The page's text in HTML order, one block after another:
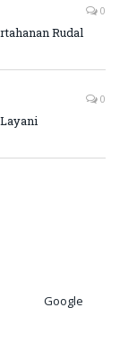
0
Rudal
0
Google